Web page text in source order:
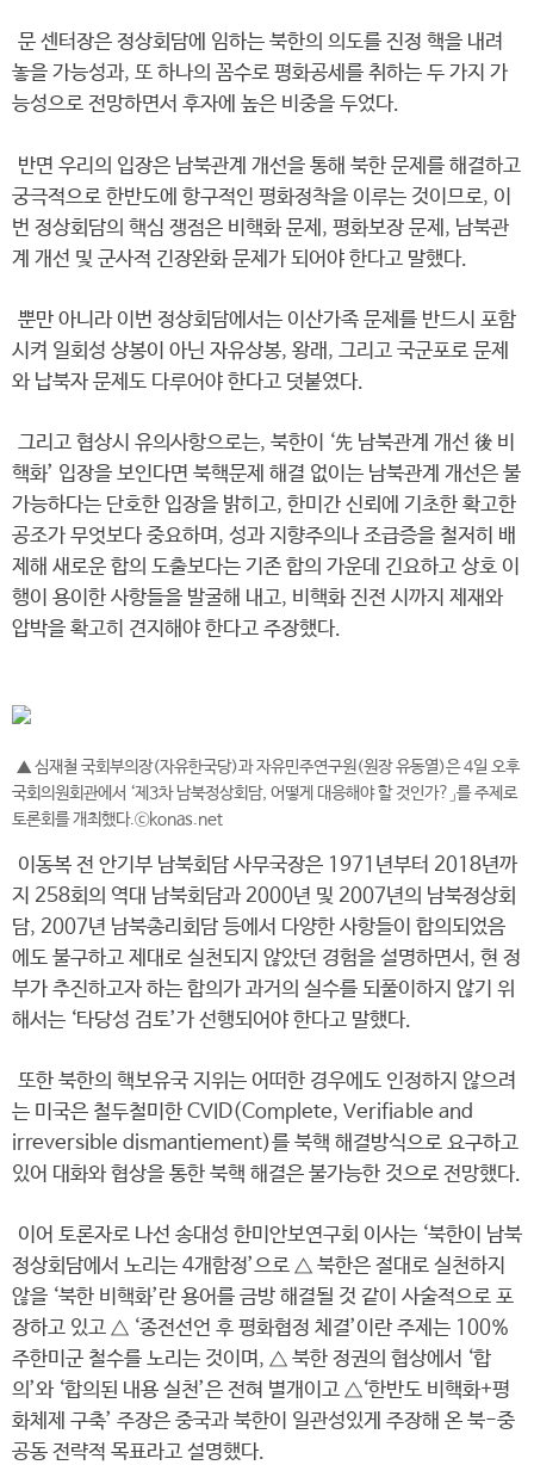
문 센터장은 정상회담에 임하는 북한의 의도를 진정 핵을 내려
놓을 가능성과, 또 하나의 꼼수로 평화공세를 취하는 두 가지 가
능성으로 전망하면서 후자에 높은 비중을 두었다.
반면 우리의 입장은 남북관계 개선을 통해 북한 문제를 해결하고
궁극적으로 한반도에 항구적인 평화정착을 이루는 것이므로, 이
번 정상회담의 핵심 쟁점은 비핵화 문제, 평화보장 문제, 남북관
계 개선 및 군사적 긴장완화 문제가 되어야 한다고 말했다.
뿐만 아니라 이번 정상회담에서는 이산가족 문제를 반드시 포함
시켜 일회성 상봉이 아닌 자유상봉, 왕래, 그리고 국군포로 문제
와 납북자 문제도 다루어야 한다고 덧붙였다.
그리고 협상시 유의사항으로는, 북한이 ‘先 남북관계 개선 後 비
핵화’ 입장을 보인다면 북핵문제 해결 없이는 남북관계 개선은 불
가능하다는 단호한 입장을 밝히고, 한미간 신뢰에 기초한 확고한
공조가 무엇보다 중요하며, 성과 지향주의나 조급증을 철저히 배
제해 새로운 합의 도출보다는 기존 합의 가운데 긴요하고 상호 이
행이 용이한 사항들을 발굴해 내고, 비핵화 진전 시까지 제재와
압박을 확고히 견지해야 한다고 주장했다.
▲ 심재철 국회부의장(자유한국당)과 자유민주연구원(원장 유동열)은 4일 오후
국회의원회관에서 ‘제3차 남북정상회담, 어떻게 대응해야 할 것인가?」를 주제로
토론회를 개최했다.ⓒkonas.net
이동복 전 안기부 남북회담 사무국장은 1971년부터 2018년까
지 258회의 역대 남북회담과 2000년 및 2007년의 남북정상회
담, 2007년 남북총리회담 등에서 다양한 사항들이 합의되었음
에도 불구하고 제대로 실천되지 않았던 경험을 설명하면서, 현 정
부가 추진하고자 하는 합의가 과거의 실수를 되풀이하지 않기 위
해서는 ‘타당성 검토’가 선행되어야 한다고 말했다.
또한 북한의 핵보유국 지위는 어떠한 경우에도 인정하지 않으려
는 미국은 철두철미한 CVID(Complete, Verifiable and
irreversible dismantiement)를 북핵 해결방식으로 요구하고
있어 대화와 협상을 통한 북핵 해결은 불가능한 것으로 전망했다.
이어 토론자로 나선 송대성 한미안보연구회 이사는 ‘북한이 남북
정상회담에서 노리는 4개함정’으로 △ 북한은 절대로 실천하지
않을 ‘북한 비핵화’란 용어를 금방 해결될 것 같이 사술적으로 포
장하고 있고 △ ‘종전선언 후 평화협정 체결’이란 주제는 100%
주한미군 철수를 노리는 것이며, △ 북한 정권의 협상에서 ‘합
의’와 ‘합의된 내용 실천’은 전혀 별개이고 △‘한반도 비핵화+평
화체제 구축’ 주장은 중국과 북한이 일관성있게 주장해 온 북-중
공동 전략적 목표라고 설명했다.